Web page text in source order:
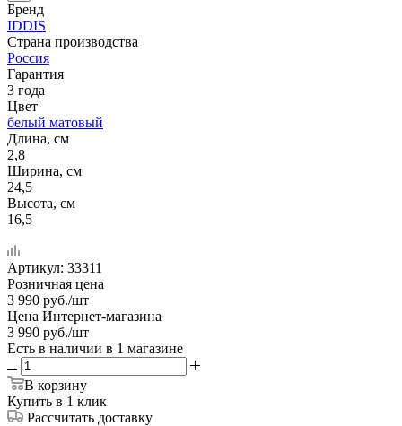
Бренд
IDDIS
Страна производства
Россия
Гарантия
3 года
Цвет
белый матовый
Длина, см
2,8
Ширина, см
24,5
Высота, см
16,5
Артикул: 33311
Розничная цена
3 990 руб./шт
Цена Интернет-магазина
3 990 руб./шт
Есть в наличии в 1 магазине
В корзину
Купить в 1 клик
Рассчитать доставку